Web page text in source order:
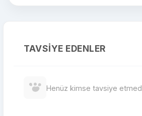
TAVSIYE EDENLER
Henüz kimse tavsiye